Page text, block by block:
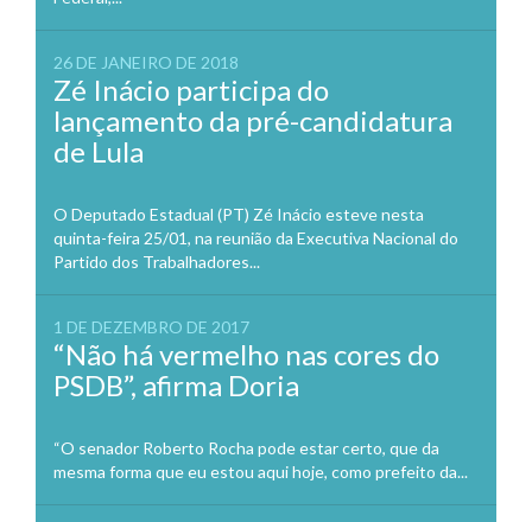
26 DE JANEIRO DE 2018
Zé Inácio participa do
lançamento da pré-candidatura
de Lula
O Deputado Estadual (PT) Zé Inácio esteve nesta
quinta-feira 25/01, na reunião da Executiva Nacional do
Partido dos Trabalhadores...
1 DE DEZEMBRO DE 2017
“Não há vermelho nas cores do
PSDB”, afirma Doria
“O senador Roberto Rocha pode estar certo, que da
mesma forma que eu estou aqui hoje, como prefeito da...